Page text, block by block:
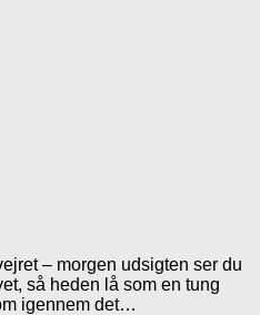
– morgen udsigten ser du
så heden lå som en tung
igennem det…